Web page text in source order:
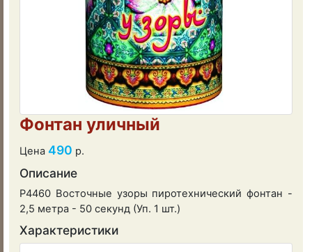
Фонтан уличный
Цена 490 р.
Описание
Р4460 Восточные узоры пиротехнический фонтан -
2,5 метра - 50 секунд (Уп. 1 шт.)
Характеристики